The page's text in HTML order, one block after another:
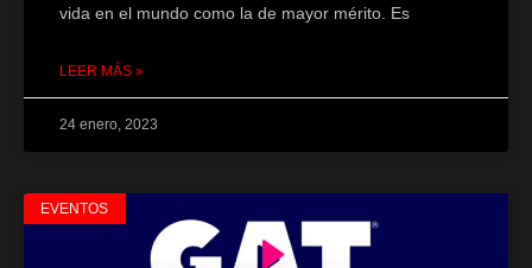
vida en el mundo como la de mayor mérito. Es
LEER MÁS »
24 enero, 2023
EVENTOS